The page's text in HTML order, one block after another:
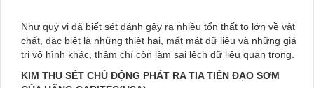
Như quý vị đã biết sét đánh gây ra nhiều tổn thất to lớn về vật
chất, đặc biệt là những thiệt hại, mất mát dữ liệu và những giá
trị vô hình khác, thậm chí còn làm sai lệch dữ liệu quan trọng.
KIM THU SÉT CHỦ ĐỘNG PHÁT RA TIA TIÊN ĐẠO SƠM